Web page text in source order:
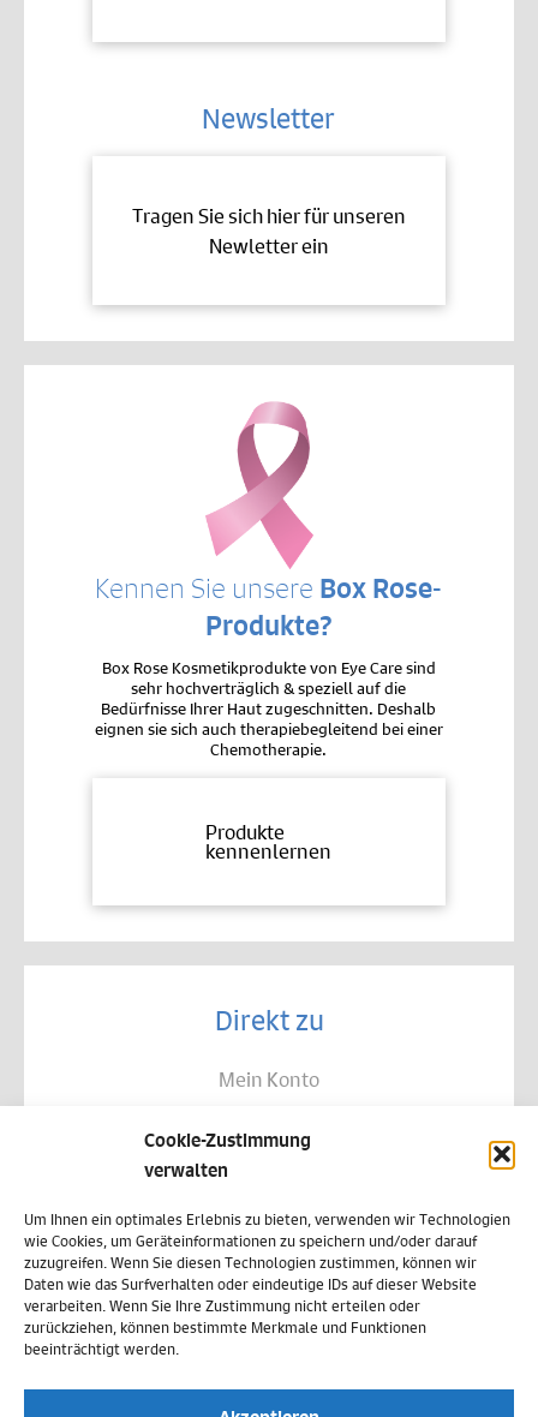
Cookie-Zustimmung
verwalten
Um Ihnen ein optimales Erlebnis zu bieten, verwenden wir Technologien
wie Cookies, um Geräteinformationen zu speichern und/oder darauf
zuzugreifen. Wenn Sie diesen Technologien zustimmen, können wir
Daten wie das Surfverhalten oder eindeutige IDs auf dieser Website
verarbeiten. Wenn Sie Ihre Zustimmung nicht erteilen oder
zurückziehen, können bestimmte Merkmale und Funktionen
beeinträchtigt werden.
Newsletter
Tragen Sie sich hier für unseren
Newletter ein
Kennen Sie unsere Box Rose-
Produkte?
Box Rose Kosmetikprodukte von Eye Care sind
sehr hochverträglich & speziell auf die
Bedürfnisse Ihrer Haut zugeschnitten. Deshalb
eignen sie sich auch therapiebegleitend bei einer
Chemotherapie.
Produkte
kennenlernen
Direkt zu
Mein Konto
Allgemeine Geschäftsbedingungen
Datenschutz
Widerruf
Zahlungsweisen
Versand & Lieferung